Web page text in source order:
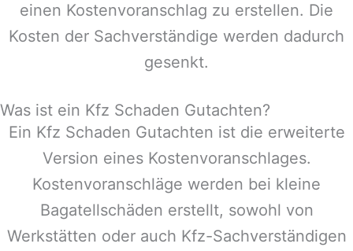
einen Kostenvoranschlag zu erstellen. Die
Kosten der Sachverständige werden dadurch
gesenkt.
Was ist ein Kfz Schaden Gutachten?
Ein Kfz Schaden Gutachten ist die erweiterte
Version eines Kostenvoranschlages.
Kostenvoranschläge werden bei kleine
Bagatellschäden erstellt, sowohl von
Werkstätten oder auch Kfz-Sachverständigen